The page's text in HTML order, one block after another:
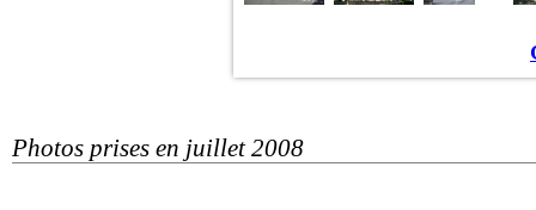
Photos prises en juillet 2008